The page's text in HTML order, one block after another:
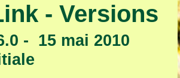
- Versions
- 15 mai 2010